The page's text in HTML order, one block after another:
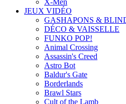
X-Men
JEUX VIDÉO
GASHAPONS &
DÉCO & VAISSELLE
FUNKO POP!
Animal Crossing
Assassin's Creed
Astro Bot
Baldur's Gate
Borderlands
Brawl Stars
Cult of the Lamb